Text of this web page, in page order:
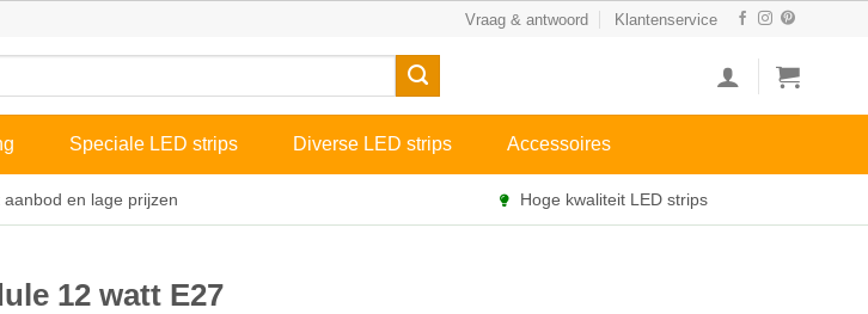
Vraag & antwoord Klantenservice
Speciale LED strips Diverse LED strips Accessoires
aanbod en lage prijzen Hoge kwaliteit LED strips
12 watt E27